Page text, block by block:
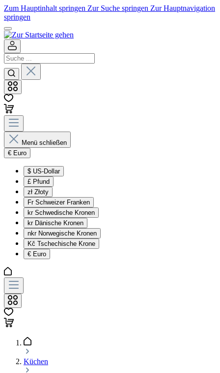
Zum Hauptinhalt springen Zur Suche springen Zur Hauptnavigation
springen
Menü schließen
€ Euro
$ US-Dollar
£ Pfund
zł Złoty
Fr Schweizer Franken
kr Schwedische Kronen
kr Dänische Kronen
nkr Norwegische Kronen
Kč Tschechische Krone
€ Euro
Küchen